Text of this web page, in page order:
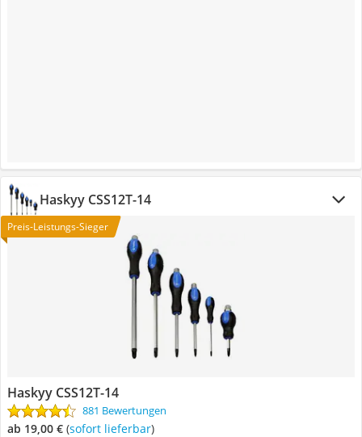
Haskyy CSS12T-14
Preis-Leistungs-Sieger
Haskyy CSS12T-14
881 Bewertungen
ab 19,00 € ( Sofort lieferbar)